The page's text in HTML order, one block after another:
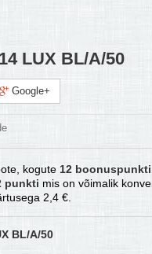
LUX BL/A/50
Google+
kogute 12 boonuspunkti
punkti mis on võimalik
2,4 €
BL/A/50